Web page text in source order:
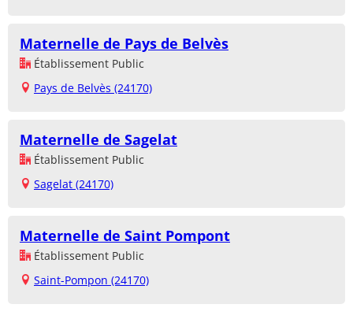
Maternelle de Pays de Belvès
Établissement Public
Pays de Belvès (24170)
Maternelle de Sagelat
Établissement Public
Sagelat (24170)
Maternelle de Saint Pompont
Établissement Public
Saint-Pompon (24170)